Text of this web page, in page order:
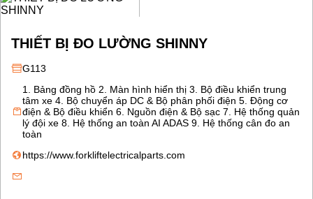
THIẾT BỊ ĐO LƯỜNG SHINNY
G113
1. Bảng đồng hồ 2. Màn hình hiển thị 3. Bộ điều khiển trung
tâm xe 4. Bộ chuyển áp DC & Bộ phân phối điện 5. Động cơ
điện & Bộ điều khiển 6. Nguồn điện & Bộ sạc 7. Hệ thống quản
lý đội xe 8. Hệ thống an toàn AI ADAS 9. Hệ thống cân đo an
toàn
https://www.forkliftelectricalparts.com